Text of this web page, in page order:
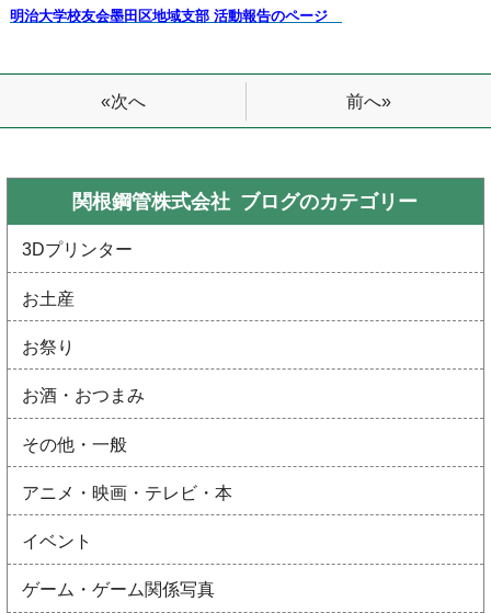
明治大学校友会墨田区地域支部 活動報告のページ
«次へ 前へ»
関根鋼管株式会社 ブログのカテゴリー
3Dプリンター
お土産
お祭り
お酒・おつまみ
その他・一般
アニメ・映画・テレビ・本
イベント
ゲーム・ゲーム関係写真